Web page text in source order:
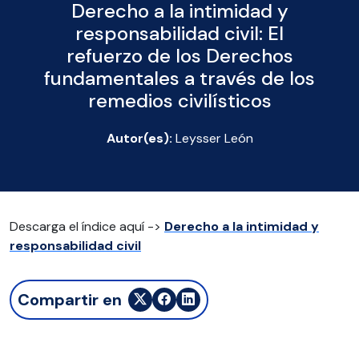
Derecho a la intimidad y
responsabilidad civil: El
refuerzo de los Derechos
fundamentales a través de los
remedios civilísticos
Autor(es): Leysser León
Descarga el índice aquí -> Derecho a la intimidad y
responsabilidad civil
Compartir en